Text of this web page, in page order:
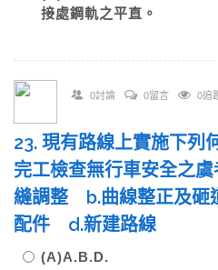
接處鋼軌之平直。
0討論 0留言 0追
23. 現有路線上實施下列
完工檢查無行車安全之
縫調整 b.曲線整正及
配件 d.新建路線
(A)A.B.D.